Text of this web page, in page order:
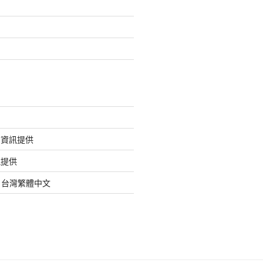
訊提供
供
灣繁體中文